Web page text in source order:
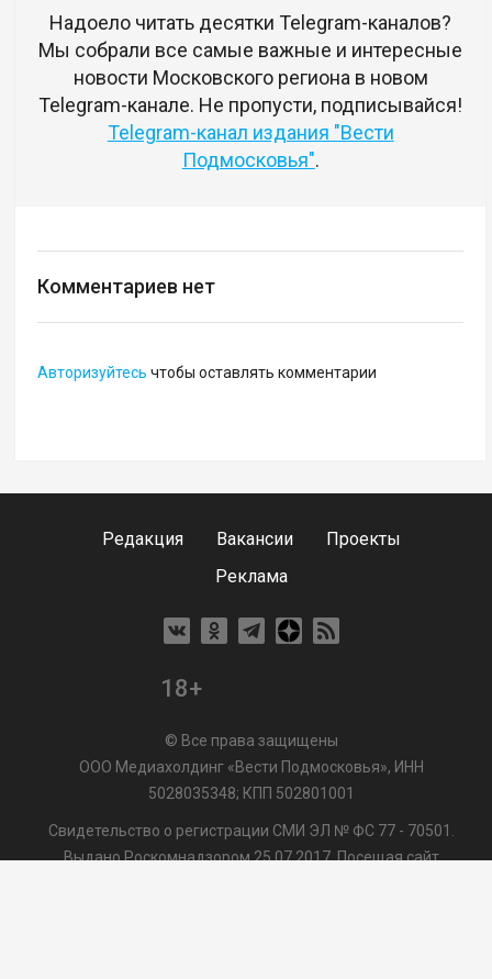
Надоело читать десятки Telegram-каналов?
Мы собрали все самые важные и интересные
новости Московского региона в новом
Telegram-канале. Не пропусти, подписывайся!
Telegram-канал издания "Вести
Подмосковья".
Комментариев нет
Авторизуйтесь чтобы оставлять комментарии
Редакция Вакансии
Проекты
Реклама
18+
© Все права защищены
ООО Медиахолдинг «Вести Подмосковья», ИНН
5028035348; КПП 502801001
Свидетельство о регистрации СМИ ЭЛ № ФС 77 - 70501.
Выдано Роскомнадзором 25.07.2017. Посещая сайт